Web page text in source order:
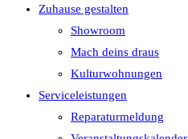
Zuhause gestalten
Showroom
Mach deins draus
Kulturwohnungen
Serviceleistungen
Reparaturmeldung